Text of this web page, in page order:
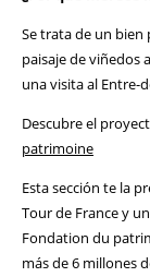
Se trata de un
paisaje de viñedos
una visita al Entre-
Descubre el
patrimoine
Esta sección te la
Tour de France y
Fondation du
más de 6 millones